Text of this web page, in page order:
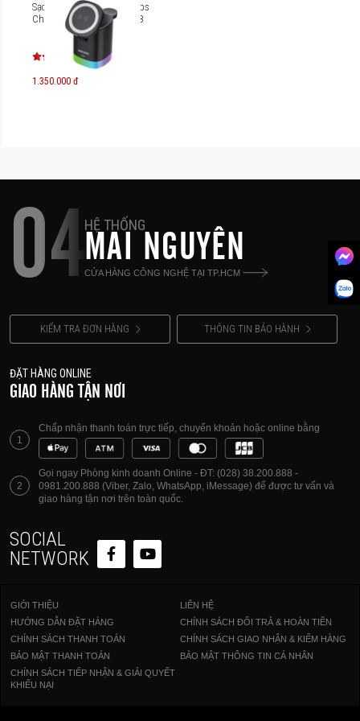
Sạc không dây 3 in 1 Philips
Charger stand DLP8430CB
1.350.000 đ
04HỆ THỐNG
MAI NGUYÊN
CỬA HÀNG CÔNG NGHỆ TẠI TP.HCM
KIỂM TRA ĐƠN HÀNG THÔNG TIN BẢO HÀNH
ĐẶT HÀNG ONLINE
GIAO HÀNG TẬN NƠI
1
Chấp nhận thanh toán trực tiếp, chuyển khoản hoặc online bằng
2
Gọi ngay Phòng kinh doanh Online - ĐT: (028) 38.200.888 -
0981.200.888 (Viber, Zalo, WhatsApp, iMessage) để được tư vấn và
giao hàng tận nơi trên toàn quốc.
SOCIAL
NETWORK
GIỚI THIỆU
LIÊN HỆ
HƯỚNG DẪN ĐẶT HÀNG
CHÍNH SÁCH ĐỔI TRẢ & HOÀN TIỀN
CHÍNH SÁCH THANH TOÁN
CHÍNH SÁCH GIAO NHẬN & KIỂM HÀNG
BẢO MẬT THANH TOÁN
BẢO MẬT THÔNG TIN CÁ NHÂN
CHÍNH SÁCH TIẾP NHẬN & GIẢI QUYẾT
KHIẾU NẠI